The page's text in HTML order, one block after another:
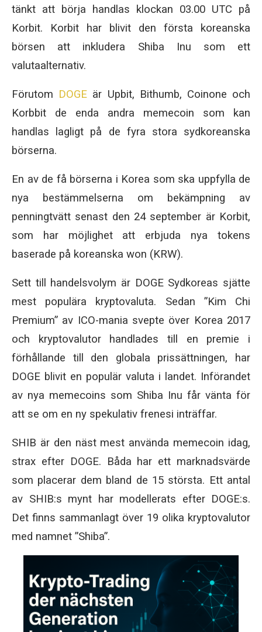
tänkt att börja handlas klockan 03.00 UTC på
Korbit. Korbit har blivit den första koreanska
börsen att inkludera Shiba Inu som ett
valutaalternativ.
Förutom DOGE är Upbit, Bithumb, Coinone och
Korbbit de enda andra memecoin som kan
handlas lagligt på de fyra stora sydkoreanska
börserna.
En av de få börserna i Korea som ska uppfylla de
nya bestämmelserna om bekämpning av
penningtvätt senast den 24 september är Korbit,
som har möjlighet att erbjuda nya tokens
baserade på koreanska won (KRW).
Sett till handelsvolym är DOGE Sydkoreas sjätte
mest populära kryptovaluta. Sedan ”Kim Chi
Premium” av ICO-mania svepte över Korea 2017
och kryptovalutor handlades till en premie i
förhållande till den globala prissättningen, har
DOGE blivit en populär valuta i landet. Införandet
av nya memecoins som Shiba Inu får vänta för
att se om en ny spekulativ frenesi inträffar.
SHIB är den näst mest använda memecoin idag,
strax efter DOGE. Båda har ett marknadsvärde
som placerar dem bland de 15 största. Ett antal
av SHIB:s mynt har modellerats efter DOGE:s.
Det finns sammanlagt över 19 olika kryptovalutor
med namnet ”Shiba”.